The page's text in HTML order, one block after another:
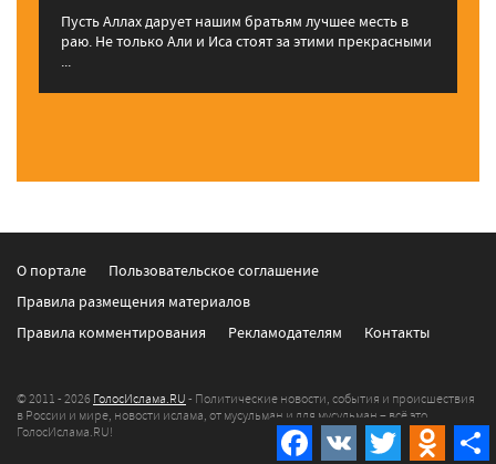
Пусть Аллах дарует нашим братьям лучшее месть в
раю. Не только Али и Иса стоят за этими прекрасными
...
Facebook
VK Twitter
О портале
Пользовательское соглашение
Правила размещения материалов
Правила комментирования
Рекламодателям Контакты
© 2011 - 2026 ГолосИслама.RU - Политические новости, события и происшествия
в России и мире, новости ислама, от мусульман и для мусульман – всё это
ГолосИслама.RU!